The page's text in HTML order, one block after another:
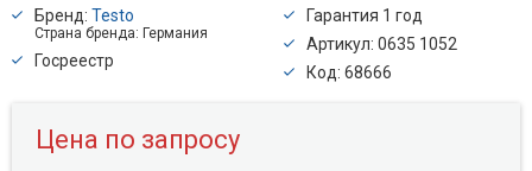
Бренд: Testo
Страна бренда: Германия
Госреестр
Гарантия 1 год
Артикул: 0635 1052
Код: 68666
Цена по запросу